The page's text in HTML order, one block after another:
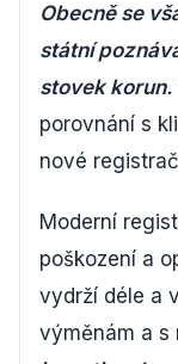
Obecně se
státní
stovek korun.
porovnání s
nové
Moderní
poškození a
vydrží déle a
výměnám a s